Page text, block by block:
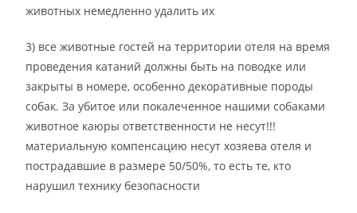
животных немедленно удалить их
3) все животные гостей на территории отеля на время
проведения катаний должны быть на поводке или
закрыты в номере, особенно декоративные породы
собак. За убитое или покалеченное нашими собаками
животное каюры ответственности не несут!!!
материальную компенсацию несут хозяева отеля и
пострадавшие в размере 50/50%, то есть те, кто
нарушил технику безопасности